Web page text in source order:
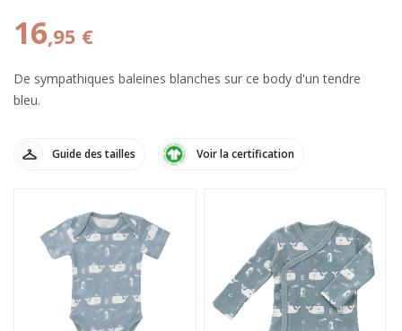
16,95 €
De sympathiques baleines blanches sur ce body d'un tendre
bleu.
Guide des tailles Voir la certification